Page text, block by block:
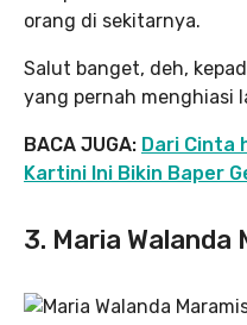
orang di sekitarnya.
Salut banget, deh,
yang pernah menghiasi
BACA JUGA: Dari Cinta
Kartini Ini Bikin Baper
3. Maria Walanda